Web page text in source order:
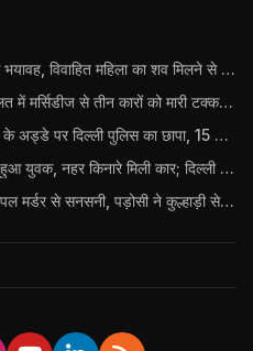
20 छोटे लड़के से प्यार का अंजाम हुआ भयावह, विवाहित महिला का शव मिलने से मचा हड़कंप
राजधानी दिल्ली के नरेला में नशे की हालत में मर्सिडीज से तीन कारों को मारी टक्कर, बुजुर्ग महिला की मौत; हिरासत में आरोपी
Delhi News: इंद्रपुरी में अवैध जुए के अड्डे पर दिल्ली पुलिस का छापा, 15 जुआरियों को पकड़ा; ₹3.61 लाख नकद और अन्य सामान बरामद
गुरुग्राम में नौकरी के पहले दिन लापता हुआ युवक, नहर किनारे मिली कार; दिल्ली पुलिस ने दर्ज की FIR
Jharkhand News:बोकरो में ट्रिपल मर्डर से सनसनी, पड़ोसी ने कुल्हाड़ी से पति-पत्नी और बहु की हत्या की